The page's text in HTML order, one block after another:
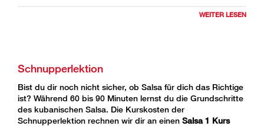
Salsa 1 Kurs zeigen wir dir die verschiedenen Grundschritte
in der kubanischen Rueda, einem kubanischen Rundtanz,
wo Spontaneität und riesiger Spass im Vordergrund
stehen. In jeder Stufe werden die Figuren komplexer und
die Freude an der Musik und am Tanzen grösser.
WEITER LESEN
Schnupperlektion
Bist du dir noch nicht sicher, ob Salsa für dich das Richtige
ist? Während 60 bis 90 Minuten lernst du die Grundschritte
des kubanischen Salsa. Die Kurskosten der
Schnupperlektion rechnen wir dir an einen Salsa 1 Kurs